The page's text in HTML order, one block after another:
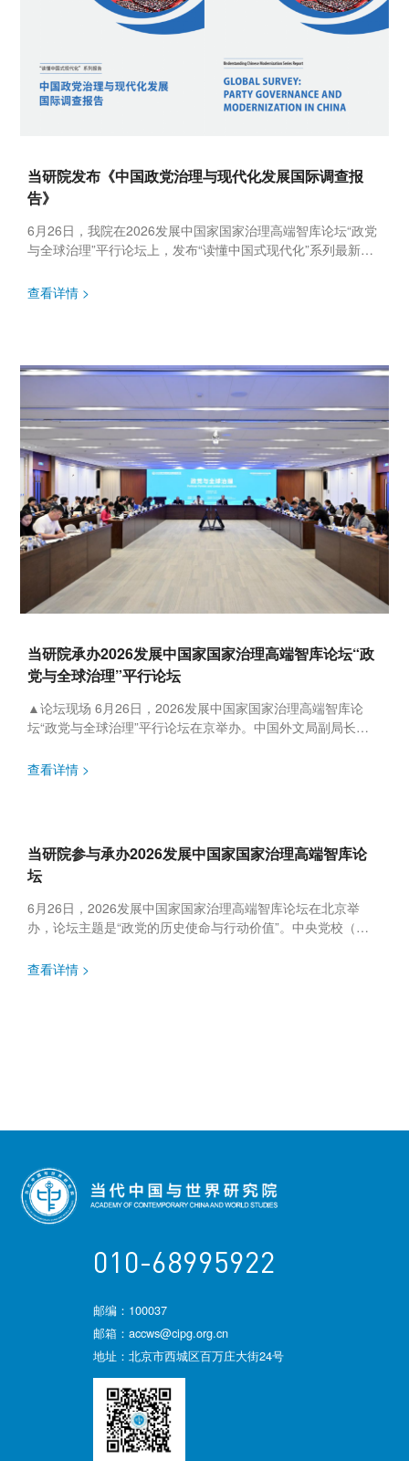
当研院发布《中国政党治理与现代化发展国际调查报
告》
6月26日，我院在2026发展中国家国家治理高端智库论坛“政党
与全球治理”平行论坛上，发布“读懂中国式现代化”系列最新成
副总编...
查看详情 >
当研院承办2026发展中国家国家治理高端智库论坛“政
党与全球治理”平行论坛
▲论坛现场 6月26日，2026发展中国家国家治理高端智库论
坛“政党与全球治理”平行论坛在京举办。中国外文局副局长于
京语言大学...
查看详情 >
当研院参与承办2026发展中国家国家治理高端智库论
坛
6月26日，2026发展中国家国家治理高端智库论坛在北京举
办，论坛主题是“政党的历史使命与行动价值”。中央党校（国
党史和文献研...
查看详情 >
010-68995922
邮编：100037
邮箱：accws@cipg.org.cn
地址：北京市西城区百万庄大街24号